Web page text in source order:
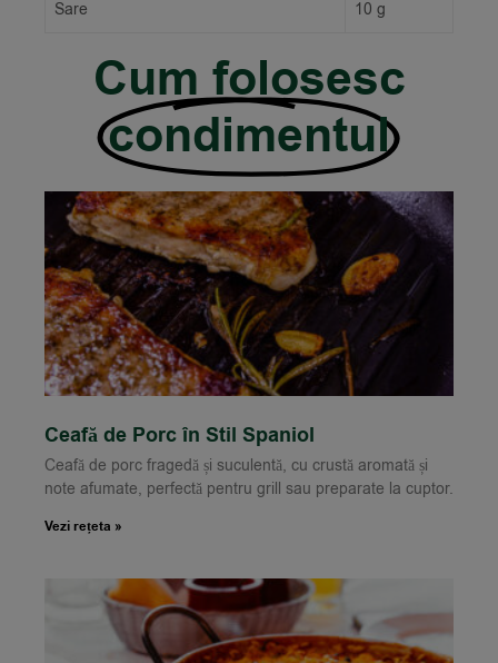
Sare 10 g
Cum folosesc
condimentul
Ceafă de Porc în Stil Spaniol
Ceafă de porc fragedă și suculentă, cu crustă aromată și
note afumate, perfectă pentru grill sau preparate la cuptor.
Vezi rețeta »